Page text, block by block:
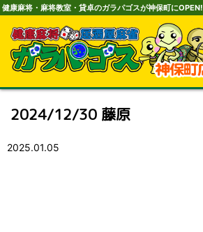
健康麻将・麻将教室・貸卓のガラパゴスが神保町にOPEN!
2024/12/30 藤原
2025.01.05